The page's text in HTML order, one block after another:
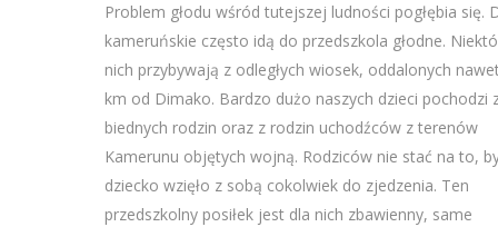
Problem głodu wśród tutejszej ludności pogłębia się.
kameruńskie często idą do przedszkola głodne.
nich przybywają z odległych wiosek, oddalonych
km od Dimako. Bardzo dużo naszych dzieci pochodzi
biednych rodzin oraz z rodzin uchodźców z terenów
Kamerunu objętych wojną. Rodziców nie stać na to,
dziecko wzięło z sobą cokolwiek do zjedzenia. Ten
przedszkolny posiłek jest dla nich zbawienny, same